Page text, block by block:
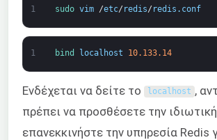
1 sudo vim /etc/ redis/ redis . conf
1 bind localhost 10.133.14
Ενδέχεται να δείτε το localhost ,
πρέπει να προσθέσετε την
επανεκκινήστε την υπηρεσία Redis